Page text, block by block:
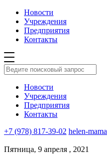
Новости
Учреждения
Предприятия
Контакты
Новости
Учреждения
Предприятия
Контакты
+7 (978) 817-39-02 helen-
Пятница, 9 апреля , 2021